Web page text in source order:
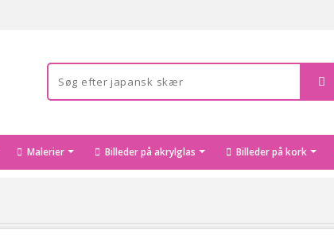
Malerier Billeder på akrylglas Billeder på kork